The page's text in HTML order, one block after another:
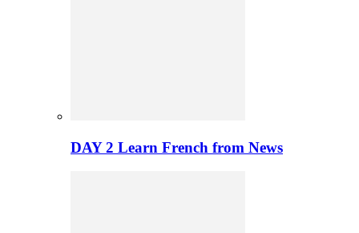
DAY 2 Learn French from News